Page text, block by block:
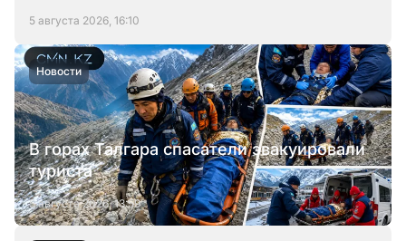
5 августа 2026, 16:10
В горах Талгара спасатели эвакуировали
туриста
5 августа 2026, 13:59
Новости